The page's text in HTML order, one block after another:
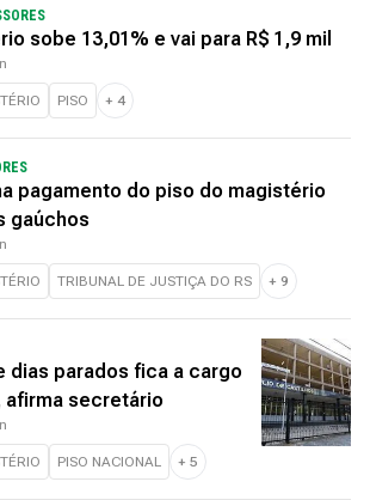
sobe 13,01% e vai para R$ 1,9 mil
PISO + 4
pagamento do piso do magistério
gaúchos
TRIBUNAL DE JUSTIÇA DO RS + 9
dias parados fica a cargo
afirma secretário
PISO NACIONAL + 5